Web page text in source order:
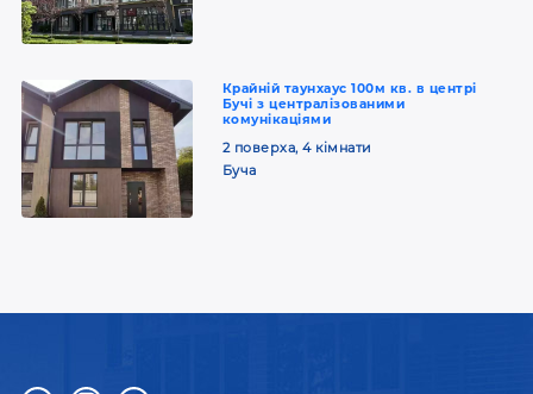
Крайній таунхаус 100м кв. в центрі
Бучі з централізованими
комунікаціями
2 поверха, 4 кімнати
Буча